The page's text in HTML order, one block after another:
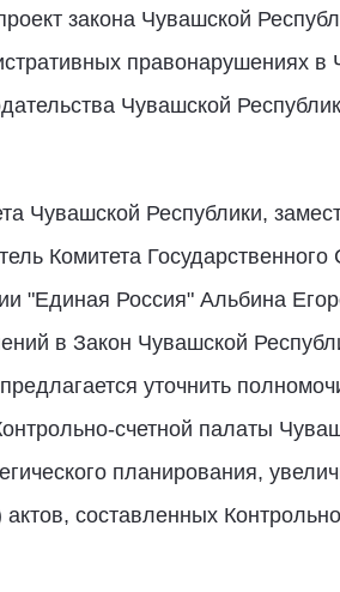
закона Чувашской
правонарушениях в
Чувашской
Чувашской Республики,
Комитета
"Единая Россия" Альбина
в Закон Чувашской
уточнить
счетной палаты
планирования,
составленных